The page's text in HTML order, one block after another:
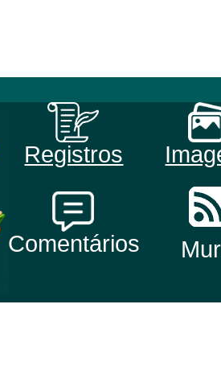
Registros
Comentários